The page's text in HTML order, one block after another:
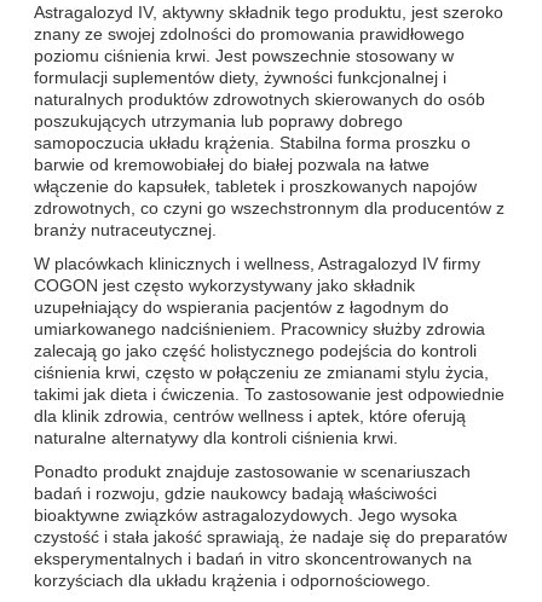
Astragalozyd IV, aktywny składnik tego produktu, jest szeroko
znany ze swojej zdolności do promowania prawidłowego
poziomu ciśnienia krwi. Jest powszechnie stosowany w
formulacji suplementów diety, żywności funkcjonalnej i
naturalnych produktów zdrowotnych skierowanych do osób
poszukujących utrzymania lub poprawy dobrego
samopoczucia układu krążenia. Stabilna forma proszku o
barwie od kremowobiałej do białej pozwala na łatwe
włączenie do kapsułek, tabletek i proszkowanych napojów
zdrowotnych, co czyni go wszechstronnym dla producentów z
branży nutraceutycznej.
W placówkach klinicznych i wellness, Astragalozyd IV firmy
COGON jest często wykorzystywany jako składnik
uzupełniający do wspierania pacjentów z łagodnym do
umiarkowanego nadciśnieniem. Pracownicy służby zdrowia
zalecają go jako część holistycznego podejścia do kontroli
ciśnienia krwi, często w połączeniu ze zmianami stylu życia,
takimi jak dieta i ćwiczenia. To zastosowanie jest odpowiednie
dla klinik zdrowia, centrów wellness i aptek, które oferują
naturalne alternatywy dla kontroli ciśnienia krwi.
Ponadto produkt znajduje zastosowanie w scenariuszach
badań i rozwoju, gdzie naukowcy badają właściwości
bioaktywne związków astragalozydowych. Jego wysoka
czystość i stała jakość sprawiają, że nadaje się do preparatów
eksperymentalnych i badań in vitro skoncentrowanych na
korzyściach dla układu krążenia i odpornościowego.